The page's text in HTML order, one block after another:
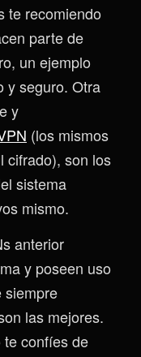
te recomiendo
parte de
un ejemplo
y seguro. Otra
y
(los mismos
cifrado), son los
sistema
mismo.
anterior
y poseen uso
siempre
las mejores.
confíes de